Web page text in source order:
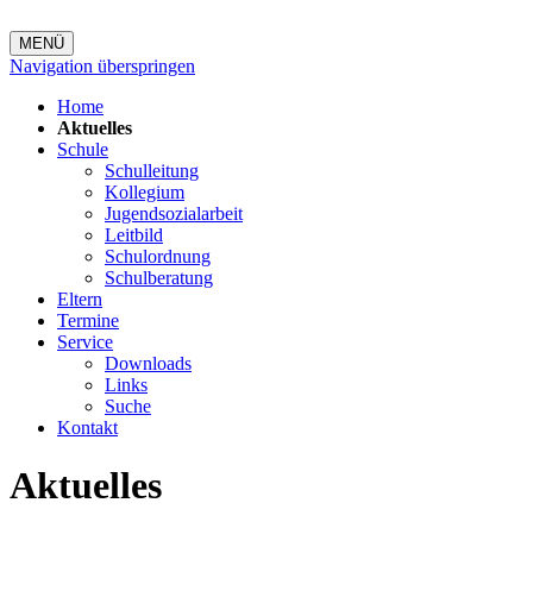
MENÜ
Navigation überspringen
Home
Aktuelles
Schule
Schulleitung
Kollegium
Jugendsozialarbeit
Leitbild
Schulordnung
Schulberatung
Eltern
Termine
Service
Downloads
Links
Suche
Kontakt
Aktuelles